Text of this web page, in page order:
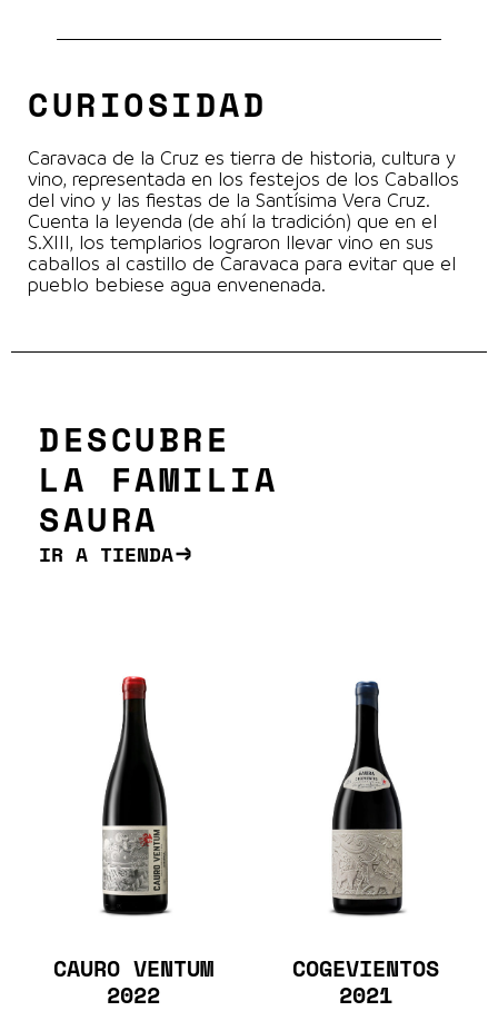
CURIOSIDAD
Caravaca de la Cruz es tierra de historia, cultura y
vino, representada en los festejos de los Caballos
del vino y las fiestas de la Santísima Vera Cruz.
Cuenta la leyenda (de ahí la tradición) que en el
S.XIII, los templarios lograron llevar vino en sus
caballos al castillo de Caravaca para evitar que el
pueblo bebiese agua envenenada.
DESCUBRE
LA FAMILIA
SAURA
IR A TIENDA
CAURO VENTUM
2022
COGEVIENTOS
2021